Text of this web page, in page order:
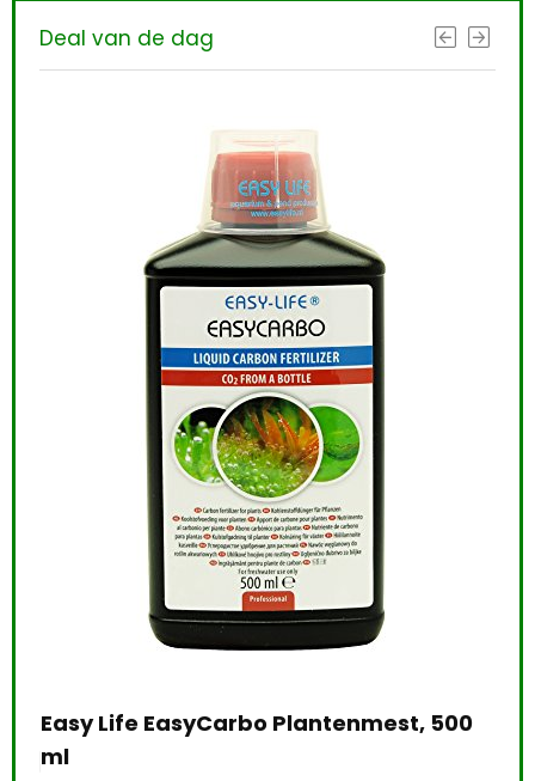
Deal van de dag
Easy Life EasyCarbo Plantenmest, 500
ml